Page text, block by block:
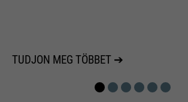
TUDJON MEG TÖBBET ➔